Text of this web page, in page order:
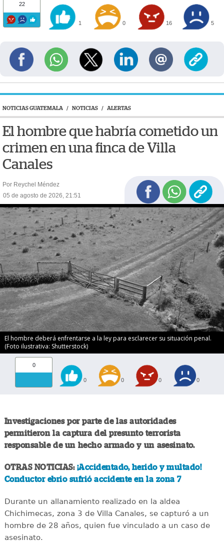
22
1 0 16 5
NOTICIAS GUATEMALA / NOTICIAS / ALERTAS
El hombre que habría cometido un
crimen en una finca de Villa
Canales
Por Reychel Méndez
05 de agosto de 2026, 21:51
El hombre deberá enfrentarse a la ley para esclarecer su situación penal.
(Foto ilustrativa: Shutterstock)
0
0 0 0 0
Investigaciones por parte de las autoridades
permitieron la captura del presunto terrorista
responsable de un hecho armado y un asesinato.
OTRAS NOTICIAS: ¡Accidentado, herido y multado!
Conductor ebrio sufrió accidente en la zona 7
Durante un allanamiento realizado en la aldea
Chichimecas, zona 3 de Villa Canales, se capturó a un
hombre de 28 años, quien fue vinculado a un caso de
asesinato.